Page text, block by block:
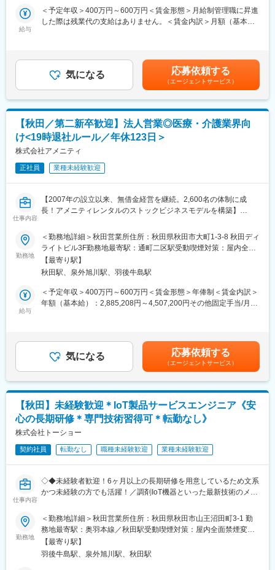
ない医療現場の安心安全や、医療従事者の負担軽減に大きく貢献
しています。
顧客からいかにシェアを獲得するか試行錯誤する面白さがありま
す。
変更の範囲：会社の定める業務
す。
今回のポジションでは、これらの業務を行っていただきつつ、管
■入社後の流れ
入社いただいた後は、管理職候補として一通りメンバーと同じ業
務をこなせるようになっていただき、業務の流れを把握いただい
業務の割合は、管理業務が7，8割程度となる予定です。
■組織構成
・総務課
リーダー職１名（40代男性）、メンバー3名（40代男性1名、30代
女性1名、10代女性1名）
■当社について：
当社は富士通パートナーとして特に秋田・青森・岩手で特に高い
シェアを誇り、業界としてもニーズが増え続けている成長産業で
当社システムや全国2,500軒の調剤薬局で使用されています。
当社では医療システム（電子カルテ、医療事務システムなど）、
介護システム、歯科医院向けのシステムなどの販社として、ヘル
スケア領域におけるITシステム導入での地域貢献を行っておりま
また自社開発製品である調剤薬局向けシステム「ElixirS」は、代
理店を通じて全国の調剤薬局に導入されております。
給与
＜予定年収＞400万円～600万円＜賃金形態＞月給制管理職に昇進
した際は残業代の支給はありません。＜賃金内訳＞月額（基本
て上下する可能性があります。月給(月額)は固定手当を含めた表記
です。 気になる 応募依頼する
（エージェントサービス）
【秋田／第二新卒歓迎】法人営業◎医療・介護業界向
け<19時退社ルール／年休123日＞
株式会社アメニティ
正社員 業種未経験歓迎
仕事内容
【2007年の設立以来、無借金経営を継続。2,600名の体制に成
長！アメニティレンタルのストックビジネスモデルを構築】
を図るため、このたび新たな仲間をお迎えすることとなりまし
た。
■業務詳細：
病院や介護施設に向けて、入院・入所時に必要な衣類やタオル、
日用品などをレンタルできる「アメニティサポートシステム」を
提案する営業です。ニーズに応じて、人材派遣・紹介サービスや
献性も高く、今後の高齢化社会において成長が見込める成長産業
です。 また、病院や介護施設の業務軽減に貢献する事で、患者
様、利用者様へのサービス向上に直結する為、大変やりがいのあ
■キャリアアップについて：
本人の頑張りを昇給、昇格にて評価される制度が御座います。ま
た、事業拡大に伴い、新規の営業所も出店しており、営業所長や
エリアを管理する責任者などのポストがある為、早期のキャリア
アップが見込めます。 ※実際に入社4年前後で所長になった中途入
社の方もいらっしゃいます。
■会社情報：
当社は入院中に必要となるアメニティ(パジャマ・タオル・日用
品）をレンタルするアメニティサポートシステムを提供している
レンタルだけでなく、病院・介護施設内での申込の受付業務から
ご利用者への提供・回収・請求まで全て弊社で受け持っておりま
す。そのため医療・介護施設の業務負担の軽減もでき多くのメリ
ットがあります。拠点は北海道から九州まで展開し、毎年増収・
勤務地
＜勤務地詳細＞秋田営業所住所：秋田県秋田市大町1-3-8 秋田ディ
ライトビル3F勤務地最寄駅：通町二区駅受動喫煙対策：屋内全面
禁煙変更の範囲：会社の定める事業所
【最寄り駅】
秋田駅、泉外旭川駅、羽後牛島駅
給与
＜予定年収＞400万円～600万円＜賃金形態＞年俸制＜賃金内訳＞
年額（基本給）：2,885,208円～4,507,200円その他固定手当/月：
無＞有＜残業手当＞有＜給与補足＞※経験・能力・前職の給与など
を考慮するため上下する可能性があります・評価：年2回（4月・
10月/売上実績だけでなく取り組み姿勢や提案プロセスなどの定性
評価も重視）・年収例：370-480万円(主任/入社2-3年)⇒420-550
万円(係長/入社3-5年)賃金はあくまでも目安の金額であり、選考を
通じて上下する可能性があります。月給(月額)は固定手当を含めた
表記です。
気になる 応募依頼する
（エージェントサービス）
【秋田】未経験歓迎＊IoT製品サービスエンジニア《安
心の長期研修＊専門技術習得可＊転勤なし》
株式会社トーショー
契約社員 転勤なし 職種未経験歓迎 業種未経験歓迎
仕事内容
◇◆未経験者歓迎！6ヶ月以上の長期研修を用意しているため文系
かつ未経験の方でも活躍！／調剤IoT機器といった最新技術のメン
い方も歓迎！社会貢献性の高い仕事◆◇
【はじめに】
当ポジションはフィールドエンジニアと言われる、自社製品を購
入されたお客様先へ出向き、機械やシステムのメンテナンスを行
勤務地
＜勤務地詳細＞秋田営業所住所：秋田県秋田市山王沼田町3-1 勤
務地最寄駅：奥羽本線／秋田駅受動喫煙対策：屋内全面禁煙変更
の範囲：会社の定める事業所（リモートワーク含む）
【最寄り駅】
羽後牛島駅、泉外旭川駅、秋田駅